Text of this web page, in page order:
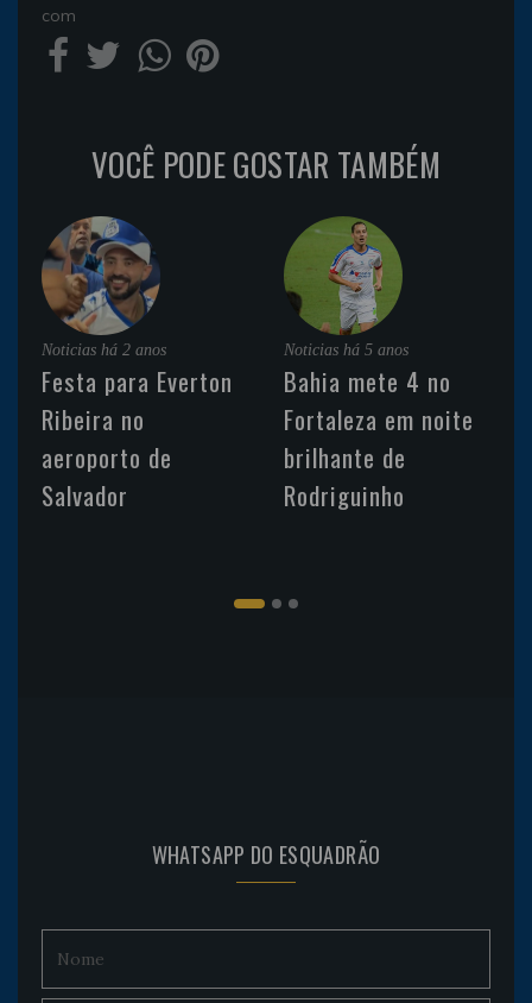
com
VOCÊ PODE GOSTAR TAMBÉM
Noticias há 2 anos
Festa para Everton
Ribeira no
aeroporto de
Salvador
Noticias há 5 anos
Bahia mete 4 no
Fortaleza em noite
brilhante de
Rodriguinho
WHATSAPP DO ESQUADRÃO